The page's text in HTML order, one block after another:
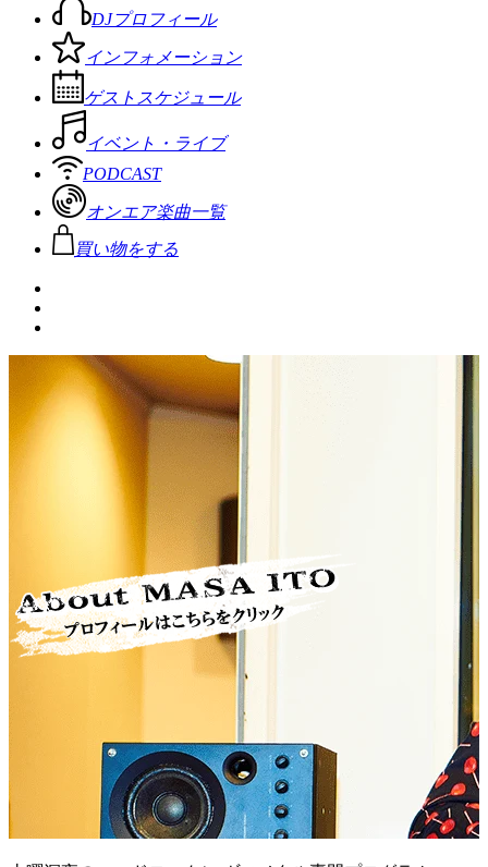
DJプロフィール
インフォメーション
ゲストスケジュール
イベント・ライブ
PODCAST
オンエア楽曲一覧
買い物をする